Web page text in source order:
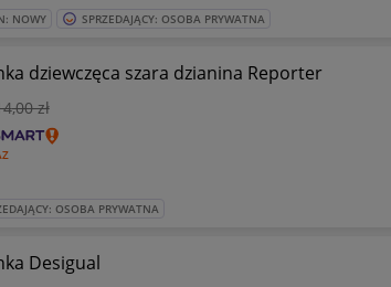
NOWY SPRZEDAJĄCY: OSOBA PRYWATNA
dziewczęca szara dzianina Reporter
,00 zł
OSOBA PRYWATNA
Desigual